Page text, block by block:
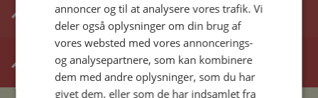
Varme hjemme hos dig
Snak i klassen
annoncer og til at analysere vores trafik. Vi
deler også oplysninger om din brug af
vores websted med vores annoncerings-
og analysepartnere, som kan kombinere
dem med andre oplysninger, som du har
givet dem, eller som de har indsamlet fra